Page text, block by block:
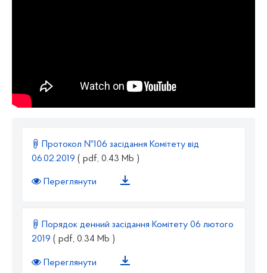
Протокол №106 засідання Комітету від
06.02.2019 ( pdf, 0.43 Mb )
Переглянути
Порядок денний засідання Комітету 06 лютого
2019 ( pdf, 0.34 Mb )
Переглянути